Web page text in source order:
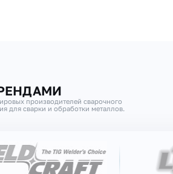
производителей сварочного
для сварки и обработки металлов.